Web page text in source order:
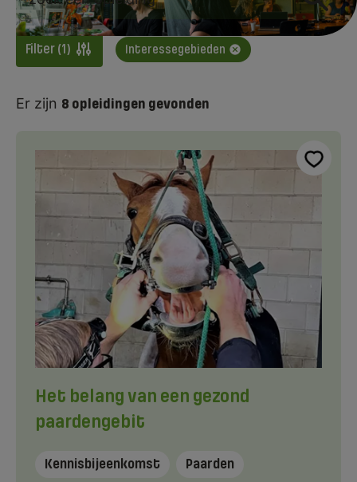
Filter (1) Interessegebieden
Er zijn 8 opleidingen gevonden
Het belang van een gezond
paardengebit
Kennisbijeenkomst Paarden